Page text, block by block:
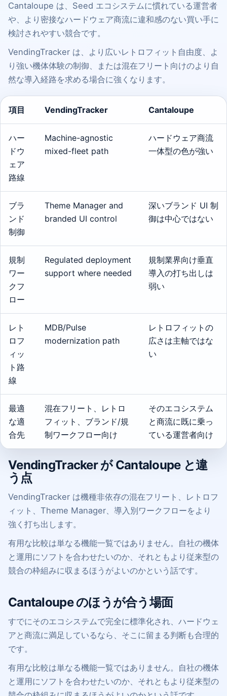
Cantaloupe は、Seed エコシステムに慣れている運営者
や、より密接なハードウェア商流に違和感のない買い手に
検討されやすい競合です。
VendingTracker は、より広いレトロフィット自由度、よ
り強い機体体験の制御、または混在フリート向けのより自
然な導入経路を求める場合に強くなります。
項目 VendingTracker Cantaloupe
ハー
ドウ
ェア
路線
Machine-agnostic
mixed-fleet path
ハードウェア商流
一体型の色が強い
ブラ
ンド
制御
Theme Manager and
branded UI control
深いブランド UI 制
御は中心ではない
規制
ワー
クフ
ロー
Regulated deployment
support where needed
規制業界向け垂直
導入の打ち出しは
弱い
レト
ロフ
ィッ
ト路
線
MDB/Pulse
modernization path
レトロフィットの
広さは主軸ではな
い
最適
な適
合先
混在フリート、レトロ
フィット、ブランド/規
制ワークフロー向け
そのエコシステム
と商流に既に乗っ
ている運営者向け
VendingTracker が Cantaloupe と違
う点
VendingTracker は機種非依存の混在フリート、レトロフ
ィット、Theme Manager、導入別ワークフローをより
強く打ち出します。
有用な比較は単なる機能一覧ではありません。自社の機体
と運用にソフトを合わせたいのか、それともより従来型の
競合の枠組みに収まるほうがよいのかという話です。
Cantaloupe のほうが合う場面
すでにそのエコシステムで完全に標準化され、ハードウェ
アと商流に満足しているなら、そこに留まる判断も合理的
です。
有用な比較は単なる機能一覧ではありません。自社の機体
と運用にソフトを合わせたいのか、それともより従来型の